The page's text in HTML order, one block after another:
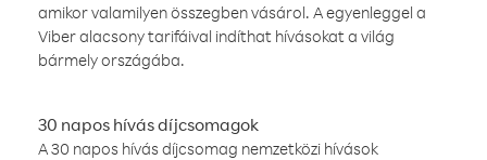
amikor valamilyen összegben vásárol. A egyenleggel a
Viber alacsony tarifáival indíthat hívásokat a világ
bármely országába.
30 napos hívás díjcsomagok
A 30 napos hívás díjcsomag nemzetközi hívások